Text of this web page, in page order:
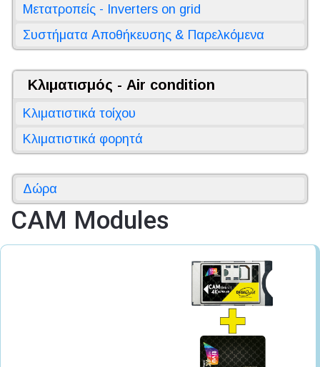
Μετατροπείς - Inverters on grid
Συστήματα Αποθήκευσης & Παρελκόμενα
Κλιματισμός - Air condition
Κλιματιστικά τοίχου
Κλιματιστικά φορητά
Δώρα
CAM Modules